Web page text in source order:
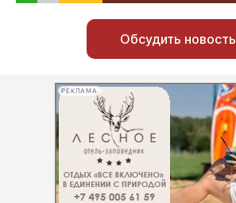
Обсудить новость
РЕКЛАМА